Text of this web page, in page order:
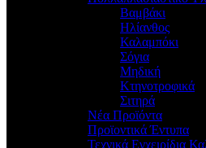
Βαμβάκι
Ηλίανθος
Καλαμπόκι
Σόγια
Μηδική
Κτηνοτροφικά
Σιτηρά
Νέα Προϊόντα
Προϊοντικά Έντυπα
Τεχνικά Εγχειρίδια